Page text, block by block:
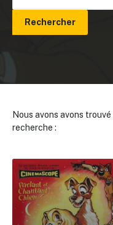
Rechercher
Nous avons avons trouvé
recherche :